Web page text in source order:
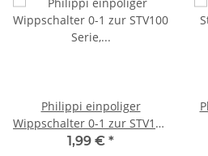
Philippi einpoliger
Wippschalter 0-1 zur STV100
Serie, 518011102
1,99 € *